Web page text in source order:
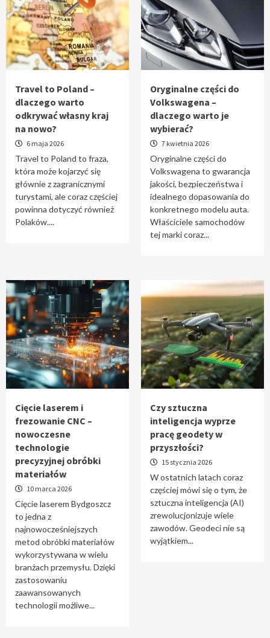
4
5
Tworzenie aplikacji internetowych – jak
powstają nowoczesne rozwiązania cyfrowe
1
Travel to Poland – dlaczego warto odkrywać
własny kraj na nowo?
2
Oryginalne części do Volkswagena –
dlaczego warto je wybierać?
Cięcie laserem i frezowanie CNC –
4
Czy sztuczna inteligencja wyprze pracę
geodety w przyszłości?
5
Tworzenie aplikacji internetowych – jak
powstają nowoczesne rozwiązania cyfrowe
Travel to Poland –
dlaczego warto
odkrywać własny kraj
na nowo?
6 maja 2026
Travel to Poland to fraza,
która może kojarzyć się
głównie z zagranicznymi
turystami, ale coraz częściej
powinna dotyczyć również
Polaków....
Oryginalne części do
Volkswagena –
dlaczego warto je
wybierać?
7 kwietnia 2026
Oryginalne części do
Volkswagena to gwarancja
jakości, bezpieczeństwa i
idealnego dopasowania do
konkretnego modelu auta.
Właściciele samochodów
tej marki coraz...
Cięcie laserem i
frezowanie CNC –
nowoczesne
technologie
precyzyjnej obróbki
materiałów
10 marca 2026
Cięcie laserem Bydgoszcz
to jedna z
najnowocześniejszych
metod obróbki materiałów
wykorzystywana w wielu
branżach przemysłu. Dzięki
zastosowaniu
zaawansowanych
technologii możliwe...
Czy sztuczna
inteligencja wyprze
pracę geodety w
przyszłości?
15 stycznia 2026
W ostatnich latach coraz
częściej mówi się o tym, że
sztuczna inteligencja (AI)
zrewolucjonizuje wiele
zawodów. Geodeci nie są
wyjątkiem...